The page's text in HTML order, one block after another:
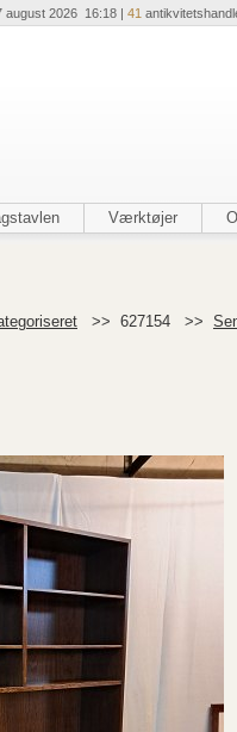
august 2026 16:18 | 41
Værktøjer
>> 627154 >>